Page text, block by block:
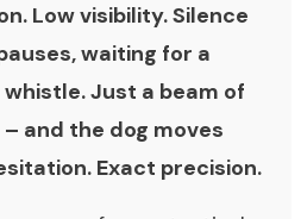
Low visibility. Silence
waiting for a
whistle. Just a beam of
and the dog moves
Exact precision.